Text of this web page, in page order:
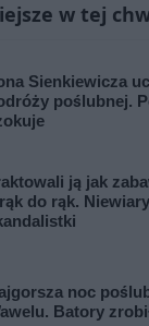
w tej
Sienkiewicza
poślubnej.
ją jak
do rąk.
noc
Batory